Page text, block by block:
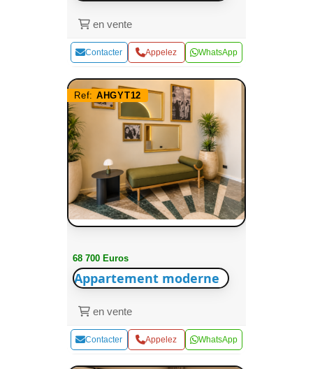
en vente
Contacter Appelez WhatsApp
Ref: AHGYT12
68 700 Euros
Appartement moderne
en vente
Contacter Appelez WhatsApp